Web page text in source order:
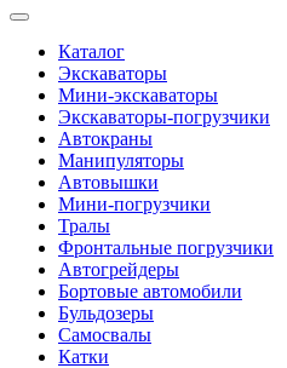
Каталог
Экскаваторы
Мини-экскаваторы
Экскаваторы-погрузчики
Автокраны
Манипуляторы
Автовышки
Мини-погрузчики
Тралы
Фронтальные погрузчики
Автогрейдеры
Бортовые автомобили
Бульдозеры
Самосвалы
Катки